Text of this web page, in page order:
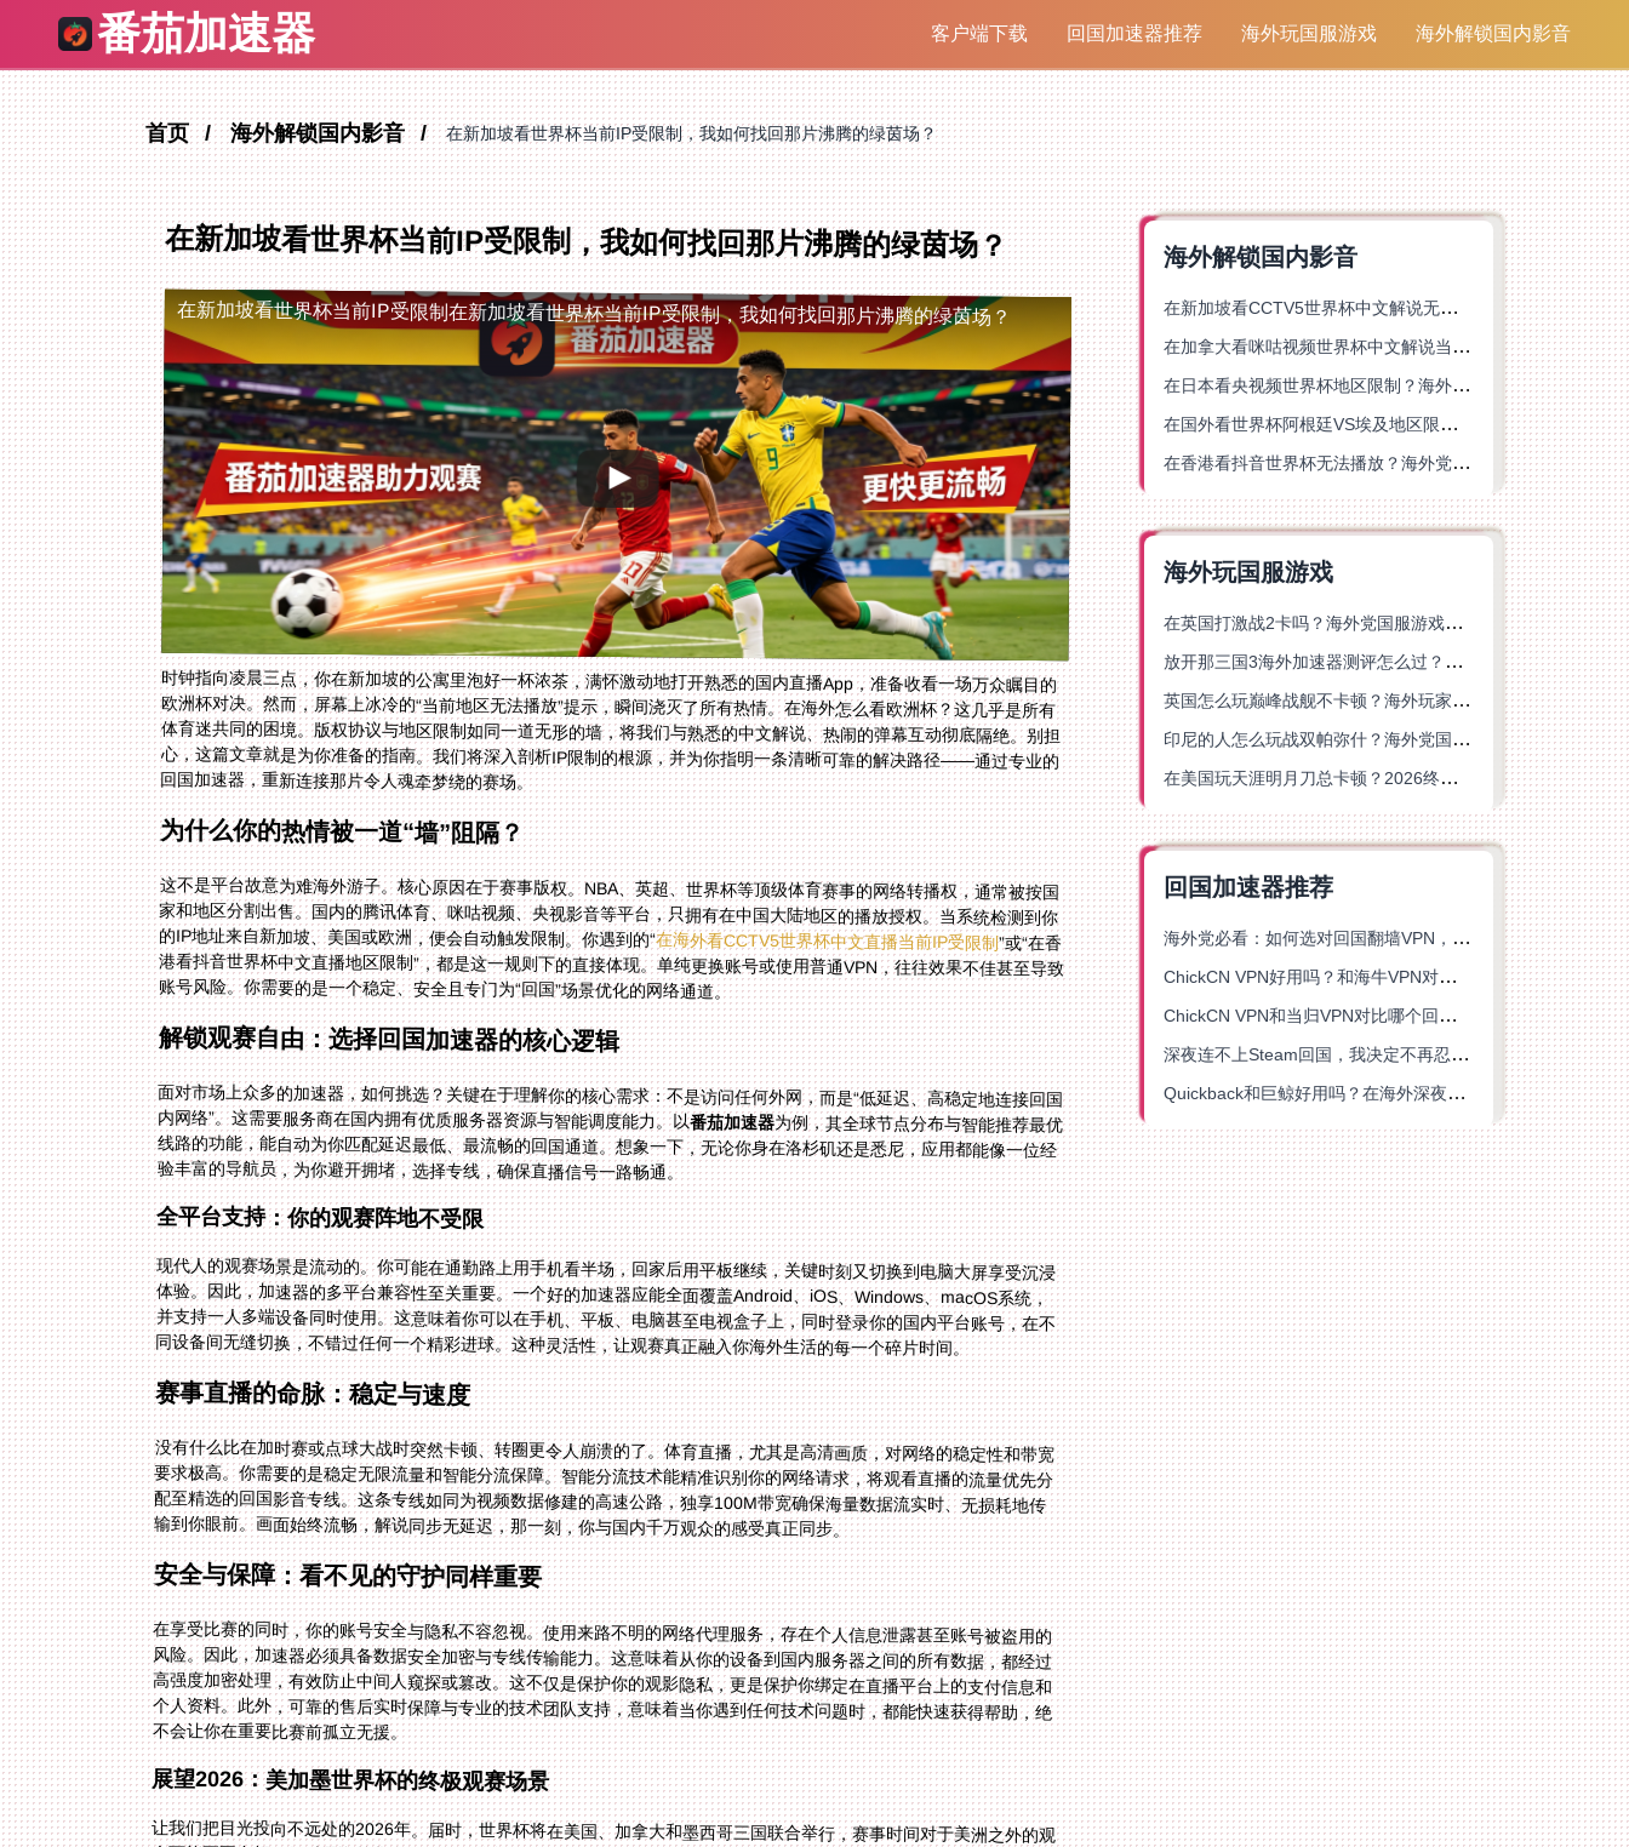
番茄加速器 客户端下载 回国加速器推荐 海外玩国服游戏 海外解锁国内影音
首页 海外解锁国内影音 在新加坡看世界杯当前IP受限制，我如何找回那片沸腾的绿茵场？
在新加坡看世界杯当前IP受限制，我如何找回那片沸腾的绿茵场？
在新加坡看世界杯当前IP受限制在新加坡看世界杯当前IP受限制，我如何找回那片沸腾的绿茵场？
时钟指向凌晨三点，你在新加坡的公寓里泡好一杯浓茶，满怀激动地打开熟悉的国内直播App，准备收看一场万众瞩目的
欧洲杯对决。然而，屏幕上冰冷的“当前地区无法播放”提示，瞬间浇灭了所有热情。在海外怎么看欧洲杯？这几乎是所有
体育迷共同的困境。版权协议与地区限制如同一道无形的墙，将我们与熟悉的中文解说、热闹的弹幕互动彻底隔绝。别担
心，这篇文章就是为你准备的指南。我们将深入剖析IP限制的根源，并为你指明一条清晰可靠的解决路径——通过专业的
回国加速器，重新连接那片令人魂牵梦绕的赛场。
为什么你的热情被一道“墙”阻隔？
这不是平台故意为难海外游子。核心原因在于赛事版权。NBA、英超、世界杯等顶级体育赛事的网络转播权，通常被按国
家和地区分割出售。国内的腾讯体育、咪咕视频、央视影音等平台，只拥有在中国大陆地区的播放授权。当系统检测到你
的IP地址来自新加坡、美国或欧洲，便会自动触发限制。你遇到的“在海外看CCTV5世界杯中文直播当前IP受限制”或“在香
港看抖音世界杯中文直播地区限制”，都是这一规则下的直接体现。单纯更换账号或使用普通VPN，往往效果不佳甚至导致
账号风险。你需要的是一个稳定、安全且专门为“回国”场景优化的网络通道。
解锁观赛自由：选择回国加速器的核心逻辑
面对市场上众多的加速器，如何挑选？关键在于理解你的核心需求：不是访问任何外网，而是“低延迟、高稳定地连接回国
内网络”。这需要服务商在国内拥有优质服务器资源与智能调度能力。以番茄加速器为例，其全球节点分布与智能推荐最优
线路的功能，能自动为你匹配延迟最低、最流畅的回国通道。想象一下，无论你身在洛杉矶还是悉尼，应用都能像一位经
验丰富的导航员，为你避开拥堵，选择专线，确保直播信号一路畅通。
全平台支持：你的观赛阵地不受限
现代人的观赛场景是流动的。你可能在通勤路上用手机看半场，回家后用平板继续，关键时刻又切换到电脑大屏享受沉浸
体验。因此，加速器的多平台兼容性至关重要。一个好的加速器应能全面覆盖Android、iOS、Windows、macOS系统，
并支持一人多端设备同时使用。这意味着你可以在手机、平板、电脑甚至电视盒子上，同时登录你的国内平台账号，在不
同设备间无缝切换，不错过任何一个精彩进球。这种灵活性，让观赛真正融入你海外生活的每一个碎片时间。
赛事直播的命脉：稳定与速度
没有什么比在加时赛或点球大战时突然卡顿、转圈更令人崩溃的了。体育直播，尤其是高清画质，对网络的稳定性和带宽
要求极高。你需要的是稳定无限流量和智能分流保障。智能分流技术能精准识别你的网络请求，将观看直播的流量优先分
配至精选的回国影音专线。这条专线如同为视频数据修建的高速公路，独享100M带宽确保海量数据流实时、无损耗地传
输到你眼前。画面始终流畅，解说同步无延迟，那一刻，你与国内千万观众的感受真正同步。
安全与保障：看不见的守护同样重要
在享受比赛的同时，你的账号安全与隐私不容忽视。使用来路不明的网络代理服务，存在个人信息泄露甚至账号被盗用的
风险。因此，加速器必须具备数据安全加密与专线传输能力。这意味着从你的设备到国内服务器之间的所有数据，都经过
高强度加密处理，有效防止中间人窥探或篡改。这不仅是保护你的观影隐私，更是保护你绑定在直播平台上的支付信息和
个人资料。此外，可靠的售后实时保障与专业的技术团队支持，意味着当你遇到任何技术问题时，都能快速获得帮助，绝
不会让你在重要比赛前孤立无援。
展望2026：美加墨世界杯的终极观赛场景
让我们把目光投向不远处的2026年。届时，世界杯将在美国、加拿大和墨西哥三国联合举行，赛事时间对于美洲之外的观
众可能更不友好。但对于海外华人，尤其是北美的华人，这或许是一个契机。你可以通过回国加速器，在当地的夜晚或凌
晨，稳定接入国内的直播平台。当梅西或他的接班人再次登场时，你听到的将是中文解说员充满激情的呐喊，看到的是国
内平台独有的战术分析板和趣味弹幕。你不仅能与国内的亲友同步讨论，还能在异国他乡，用最熟悉的语言和方式，沉浸
海外解锁国内影音
在新加坡看CCTV5世界杯中文解说无法播放？这篇指南帮你解锁海外体育直播自由
在加拿大看咪咕视频世界杯中文解说当前地区不可播放？这篇指南帮你一键解决
在日本看央视频世界杯地区限制？海外党体育赛事观看终极指南
在国外看世界杯阿根廷VS埃及地区限制？这篇指南帮你搞定中文直播+解说
在香港看抖音世界杯无法播放？海外党体育赛事中文直播终极指南
海外玩国服游戏
在英国打激战2卡吗？海外党国服游戏不卡顿的终极解决方案
放开那三国3海外加速器测评怎么过？海外党亲测有效的国服游戏加速指南
英国怎么玩巅峰战舰不卡顿？海外玩家国服游戏加速器终极指南
印尼的人怎么玩战双帕弥什？海外党国服游戏加速避坑指南
在美国玩天涯明月刀总卡顿？2026终极指南：选对加速器让你丝滑连招
回国加速器推荐
海外党必看：如何选对回国翻墙VPN，无缝解锁国内资源？
ChickCN VPN好用吗？和海牛VPN对比哪个回国效果更好？
ChickCN VPN和当归VPN对比哪个回国效果更好？海外党亲测后选了它
深夜连不上Steam回国，我决定不再忍受这数字鸿沟
Quickback和巨鲸好用吗？在海外深夜想刷B站、追爱奇艺的你，或许正需要这份答案